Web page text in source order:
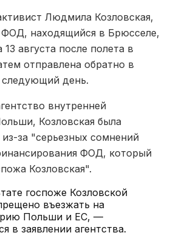
Людмила Козловская,
ФОД, находящийся в Брюсселе,
13 августа после полета в
отправлена обратно в
день.
внутренней
Козловская была
за "серьезных сомнений
ФОД, который
Козловская".
госпоже Козловской
въезжать на
Польши и ЕС, —
в заявлении агентства.